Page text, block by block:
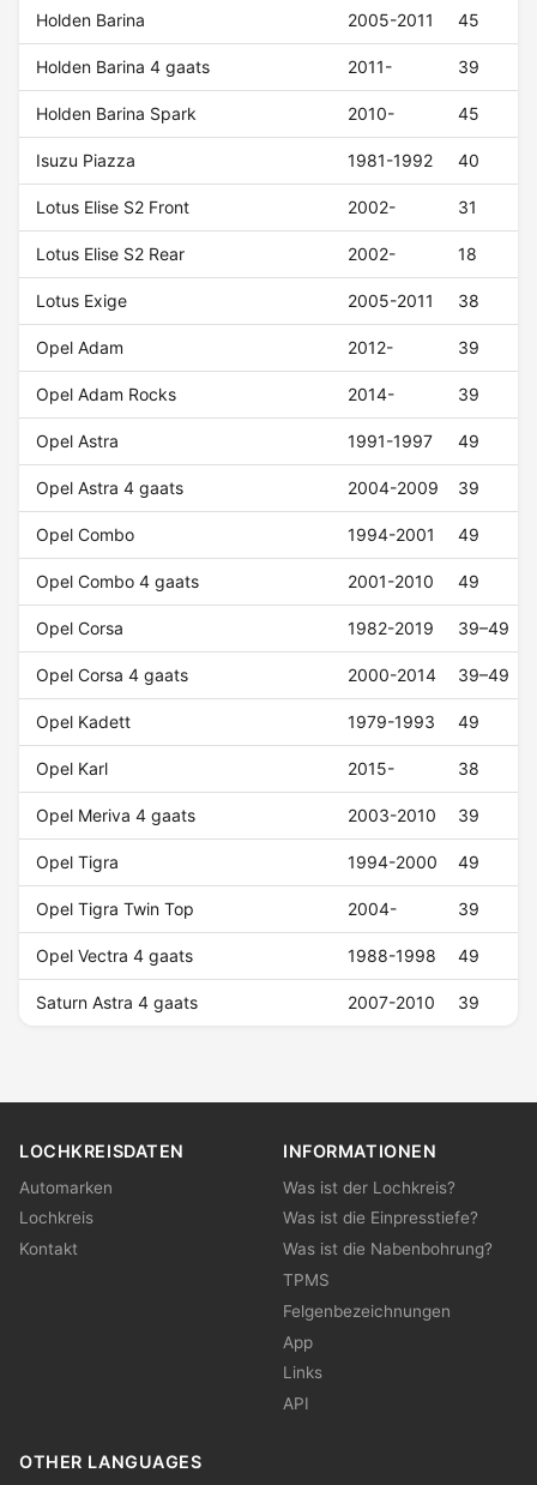
Holden Barina 2005-2011 45
Holden Barina 4 gaats 2011- 39
Holden Barina Spark 2010- 45
Isuzu Piazza 1981-1992 40
Lotus Elise S2 Front 2002- 31
Lotus Elise S2 Rear 2002- 18
Lotus Exige 2005-2011 38
Opel Adam 2012- 39
Opel Adam Rocks 2014- 39
Opel Astra 1991-1997 49
Opel Astra 4 gaats 2004-2009 39
Opel Combo 1994-2001 49
Opel Combo 4 gaats 2001-2010 49
Opel Corsa 1982-2019 39–49
Opel Corsa 4 gaats 2000-2014 39–49
Opel Kadett 1979-1993 49
Opel Karl 2015- 38
Opel Meriva 4 gaats 2003-2010 39
Opel Tigra 1994-2000 49
Opel Tigra Twin Top 2004- 39
Opel Vectra 4 gaats 1988-1998 49
Saturn Astra 4 gaats 2007-2010 39
LOCHKREISDATEN
Automarken
Lochkreis
Kontakt
INFORMATIONEN
Was ist der Lochkreis?
Was ist die Einpresstiefe?
Was ist die Nabenbohrung?
TPMS
Felgenbezeichnungen
App
Links
API
OTHER LANGUAGES